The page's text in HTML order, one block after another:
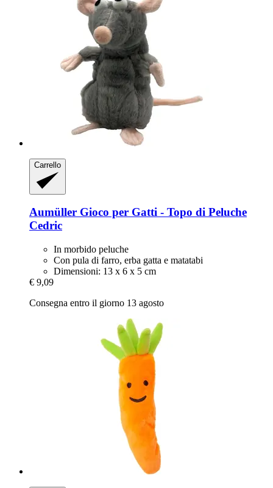
Carrello
Aumüller Gioco per Gatti -​ Topo di Peluche
Cedric
In morbido peluche
Con pula di farro, erba gatta e matatabi
Dimensioni: 13 x 6 x 5 cm
€ 9,09
Consegna entro il giorno 13 agosto